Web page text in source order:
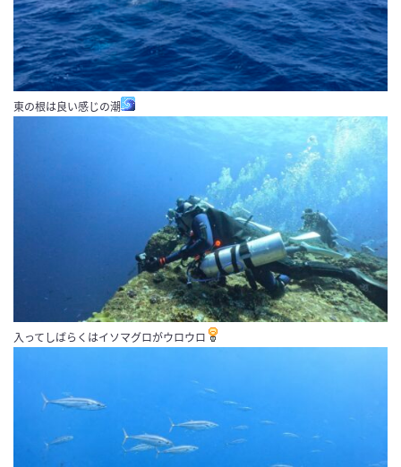
東の根は良い感じの潮
入ってしばらくはイソマグロがウロウロ